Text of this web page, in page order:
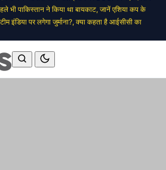
भी पाकिस्तान ने किया था बायकाट, जानें एशिया कप के
इंडिया पर लगेगा जुर्माना?, क्या कहता है आईसीसी का